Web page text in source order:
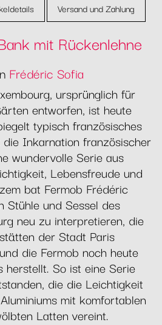
Versand und Zahlung
mit Rückenlehne
Frédéric Sofia
ursprünglich für
entworfen, ist heute
typisch französisches
Inkarnation französischer
wundervolle Serie aus
Lebensfreude und
bat Fermob Frédéric
Stühle und Sessel des
neu zu interpretieren, die
der Stadt Paris
die Fermob noch heute
herstellt. So ist eine Serie
die die Leichtigkeit
mit komfortablen
Latten vereint.